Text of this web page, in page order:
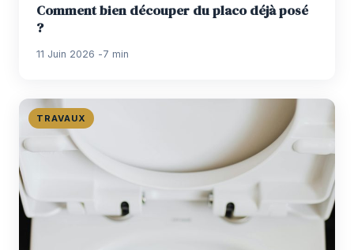
Comment bien découper du placo déjà posé
?
11 Juin 2026 7 min
TRAVAUX